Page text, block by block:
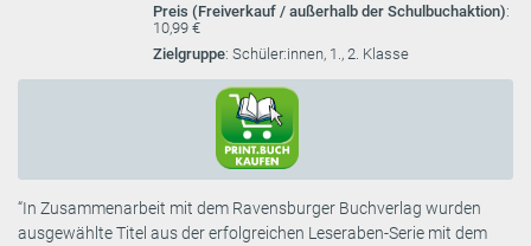
Preis (Freiverkauf / außerhalb der Schulbuchaktion):
10,99 €
Zielgruppe: Schüler:innen, 1., 2. Klasse
“In Zusammenarbeit mit dem Ravensburger Buchverlag wurden
ausgewählte Titel aus der erfolgreichen Leseraben-Serie mit dem